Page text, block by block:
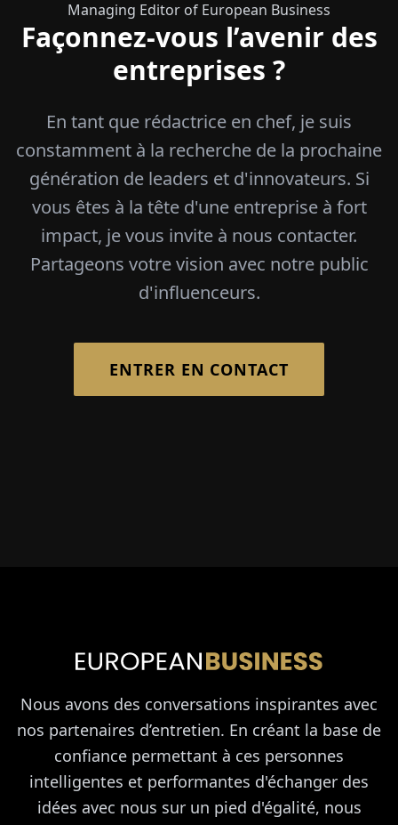
Managing Editor of European Business
Façonnez-vous l’avenir des
entreprises ?
En tant que rédactrice en chef, je suis
constamment à la recherche de la prochaine
génération de leaders et d'innovateurs. Si
vous êtes à la tête d'une entreprise à fort
impact, je vous invite à nous contacter.
Partageons votre vision avec notre public
d'influenceurs.
ENTRER EN CONTACT
Nous avons des conversations inspirantes avec
nos partenaires d’entretien. En créant la base de
confiance permettant à ces personnes
intelligentes et performantes d'échanger des
idées avec nous sur un pied d'égalité, nous